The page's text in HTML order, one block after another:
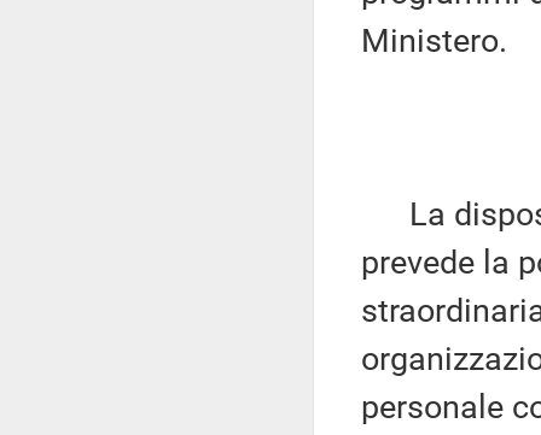
Ministero.
La
prevede la
personale